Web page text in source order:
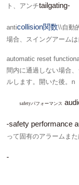
ト、アンチtailgating-
anticollision関数\\自動
場合、スイングアーム
automatic reset function
間内に通過しない場合
ルします。開いた後。n
safetyパフォーマンス
-safety performance
って固有のアラームま
-